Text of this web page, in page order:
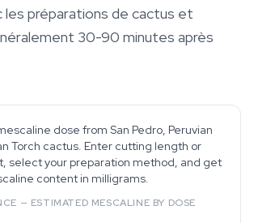
les préparations de cactus et
30-90 minutes après
dose from San Pedro, Peruvian
Torch cactus. Enter cutting length or
select your preparation method, and get
content in milligrams.
— ESTIMATED MESCALINE BY DOSE